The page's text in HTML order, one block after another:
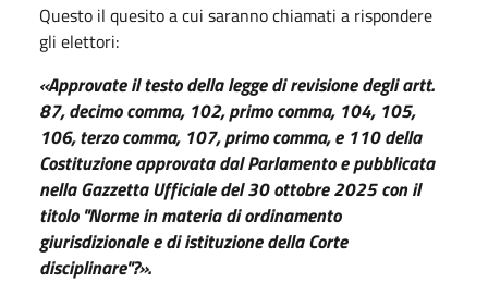
Questo il quesito a cui saranno chiamati a rispondere
gli elettori:
«Approvate il testo della legge di revisione degli artt.
87, decimo comma, 102, primo comma, 104, 105,
106, terzo comma, 107, primo comma, e 110 della
Costituzione approvata dal Parlamento e pubblicata
nella Gazzetta Ufficiale del 30 ottobre 2025 con il
titolo "Norme in materia di ordinamento
giurisdizionale e di istituzione della Corte
disciplinare"?».